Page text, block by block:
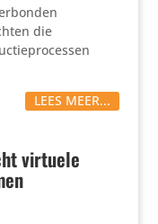
die
LEES MEER...
virtuele